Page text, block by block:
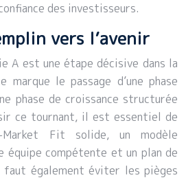
des investisseurs.
vers l’avenir
A est une étape décisive dans la
marque le passage d’une phase
phase de croissance structurée
ce tournant, il est essentiel de
Market Fit solide, un modèle
équipe compétente et un plan de
également éviter les pièges